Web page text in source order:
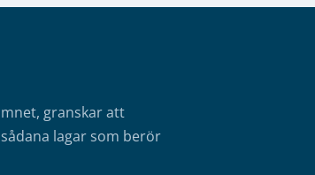
granskar att
lagar som berör